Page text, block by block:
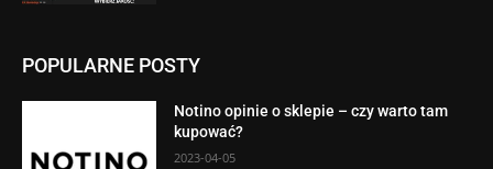
POPULARNE POSTY
Notino opinie o sklepie – czy warto tam
kupować?
2023-04-05